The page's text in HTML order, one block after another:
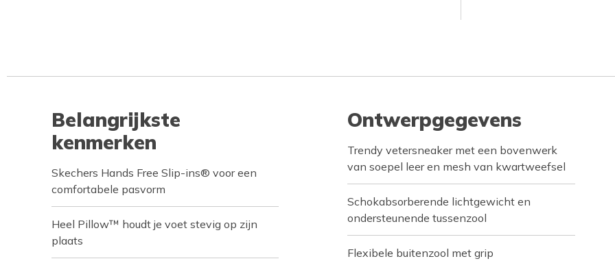
Belangrijkste
kenmerken
Skechers Hands Free Slip-ins® voor een
comfortabele pasvorm
Heel Pillow™ houdt je voet stevig op zijn
plaats
Ontwerpgegevens
Trendy vetersneaker met een bovenwerk
van soepel leer en mesh van kwartweefsel
Schokabsorberende lichtgewicht en
ondersteunende tussenzool
Flexibele buitenzool met grip